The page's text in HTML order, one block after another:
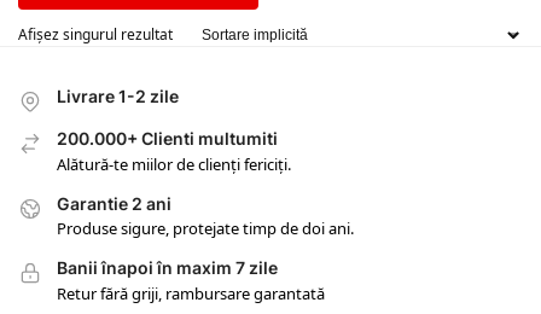
Afișez singurul rezultat
Livrare 1-2 zile
200.000+ Clienti multumiti
Alătură-te miilor de clienți fericiți.
Garantie 2 ani
Produse sigure, protejate timp de doi ani.
Banii înapoi în maxim 7 zile
Retur fără griji, rambursare garantată